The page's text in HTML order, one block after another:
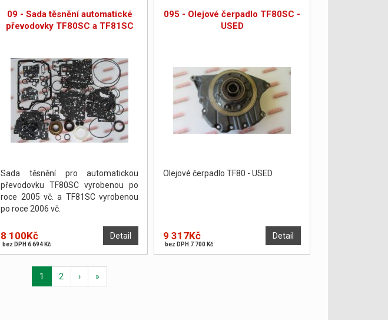
09 - Sada těsnění automatické
převodovky TF80SC a TF81SC
Sada těsnění pro automatickou
převodovku TF80SC vyrobenou po
roce 2005 vč. a TF81SC vyrobenou
po roce 2006 vč.
Detail
8 100Kč
bez DPH 6 694 Kč
095 - Olejové čerpadlo TF80SC -
USED
Olejové čerpadlo TF80 - USED
Detail
9 317Kč
bez DPH 7 700 Kč
1 2 › »